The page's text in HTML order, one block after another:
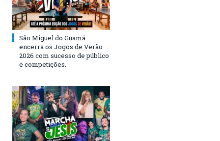
São Miguel do Guamá
encerra os Jogos de Verão
2026 com sucesso de público
e competições.